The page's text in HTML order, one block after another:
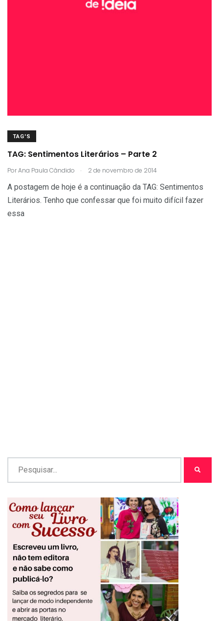
TAG'S
TAG: Sentimentos Literários – Parte 2
PorAna Paula Cândido . 2 de novembro de 2014
A postagem de hoje é a continuação da TAG: Sentimentos
Literários. Tenho que confessar que foi muito difícil fazer
essa